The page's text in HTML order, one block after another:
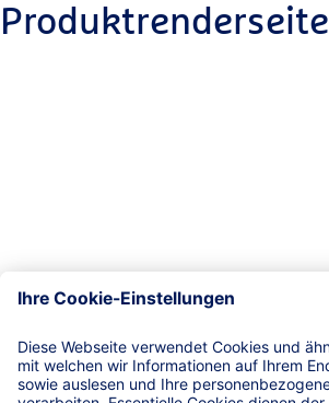
Produktrenderseite